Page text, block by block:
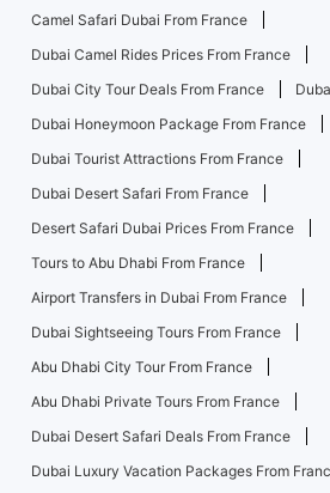
Camel Safari Dubai From France
Dubai Camel Rides Prices From France
Dubai City Tour Deals From France
Dubai Honeymoon Package From France
Dubai Tourist Attractions From France
Dubai Desert Safari From France
Desert Safari Dubai Prices From France
Tours to Abu Dhabi From France
Airport Transfers in Dubai From France
Dubai Sightseeing Tours From France
Abu Dhabi City Tour From France
Abu Dhabi Private Tours From France
Dubai Desert Safari Deals From France
Dubai Luxury Vacation Packages From